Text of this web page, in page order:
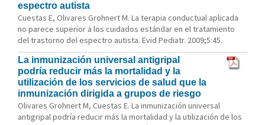
espectro autista
Cuestas E, Olivares Grohnert M. La terapia conductual aplicada
no parece superior a los cuidados estándar en el tratamiento
del trastorno del espectro autista. Evid Pediatr. 2009;5:45.
La inmunización universal antigripal
podría reducir más la mortalidad y la
utilización de los servicios de salud que la
inmunización dirigida a grupos de riesgo
Olivares Grohnert M, Cuestas E. La inmunización universal
antigripal podría reducir más la mortalidad y la utilización de los